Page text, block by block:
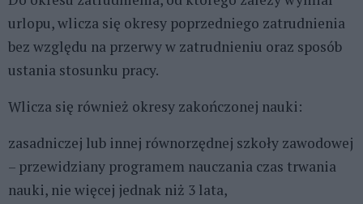
urlopu, wlicza się okresy poprzedniego zatrudnienia
bez względu na przerwy w zatrudnieniu oraz sposób
ustania stosunku pracy.
Wlicza się również okresy zakończonej nauki:
zasadniczej lub innej równorzędnej szkoły zawodowej
– przewidziany programem nauczania czas trwania
nauki, nie więcej jednak niż 3 lata,